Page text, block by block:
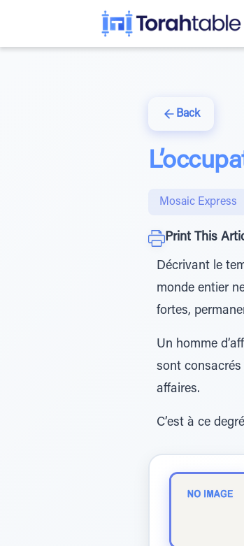
Back
Mosaic Express
Print This
Décrivant le
monde entier
fortes,
Un homme
sont consacrés
affaires.
C’est à ce